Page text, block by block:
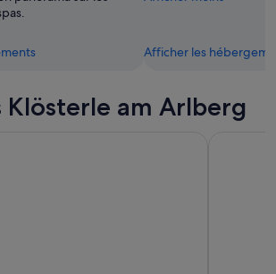
Afficher les
Klösterle am Arlberg